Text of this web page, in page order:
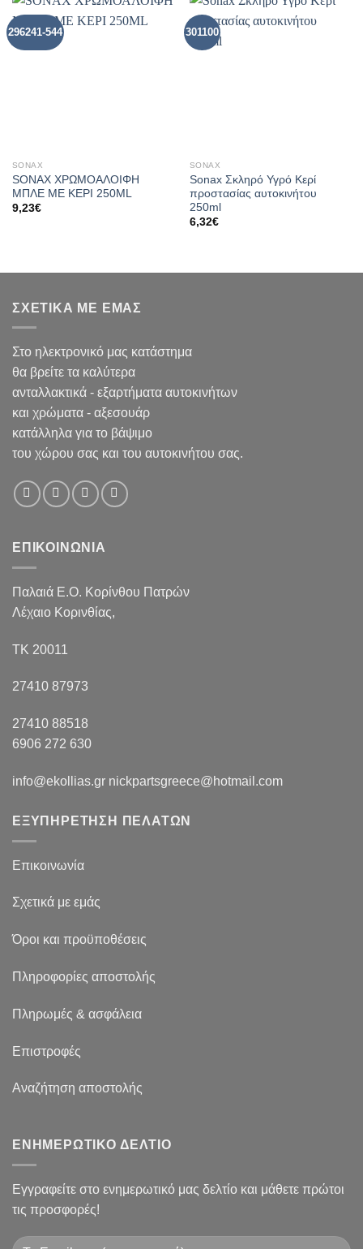
296241-544
SONAX
SONAX XΡΩΜΟΑΛΟΙΦΗ
MΠΛΕ ΜΕ ΚΕΡΙ 250ML
9,23€
301100
SONAX
Sonax Σκληρό Υγρό Κερί
προστασίας αυτοκινήτου
250ml
6,32€
ΣΧΕΤΙΚΑ ΜΕ ΕΜΑΣ
Στο ηλεκτρονικό μας κατάστημα
θα βρείτε τα καλύτερα
ανταλλακτικά - εξαρτήματα αυτοκινήτων
και χρώματα - αξεσουάρ
κατάλληλα για το βάψιμο
του χώρου σας και του αυτοκινήτου σας.
ΕΠΙΚΟΙΝΩΝΙΑ
Παλαιά Ε.Ο. Κορίνθου Πατρών
Λέχαιο Κορινθίας,
ΤΚ 20011
27410 87973
27410 88518
6906 272 630
info@ekollias.gr nickpartsgreece@hotmail.com
ΕΞΥΠΗΡΕΤΗΣΗ ΠΕΛΑΤΩΝ
Επικοινωνία
Σχετικά με εμάς
Όροι και προϋποθέσεις
Πληροφορίες αποστολής
Πληρωμές & ασφάλεια
Επιστροφές
Αναζήτηση αποστολής
ΕΝΗΜΕΡΩΤΙΚΟ ΔΕΛΤΙΟ
Εγγραφείτε στο ενημερωτικό μας δελτίο και μάθετε πρώτοι
τις προσφορές!